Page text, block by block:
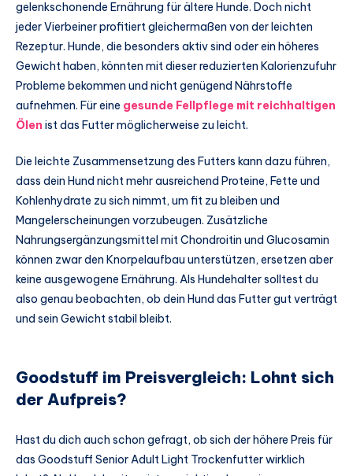
gelenkschonende Ernährung für ältere Hunde. Doch nicht
jeder Vierbeiner profitiert gleichermaßen von der leichten
Rezeptur. Hunde, die besonders aktiv sind oder ein höheres
Gewicht haben, könnten mit dieser reduzierten Kalorienzufuhr
Probleme bekommen und nicht genügend Nährstoffe
aufnehmen. Für eine gesunde Fellpflege mit reichhaltigen
Ölen ist das Futter möglicherweise zu leicht.
Die leichte Zusammensetzung des Futters kann dazu führen,
dass dein Hund nicht mehr ausreichend Proteine, Fette und
Kohlenhydrate zu sich nimmt, um fit zu bleiben und
Mangelerscheinungen vorzubeugen. Zusätzliche
Nahrungsergänzungsmittel mit Chondroitin und Glucosamin
können zwar den Knorpelaufbau unterstützen, ersetzen aber
keine ausgewogene Ernährung. Als Hundehalter solltest du
also genau beobachten, ob dein Hund das Futter gut verträgt
und sein Gewicht stabil bleibt.
Goodstuff im Preisvergleich: Lohnt sich
der Aufpreis?
Hast du dich auch schon gefragt, ob sich der höhere Preis für
das Goodstuff Senior Adult Light Trockenfutter wirklich